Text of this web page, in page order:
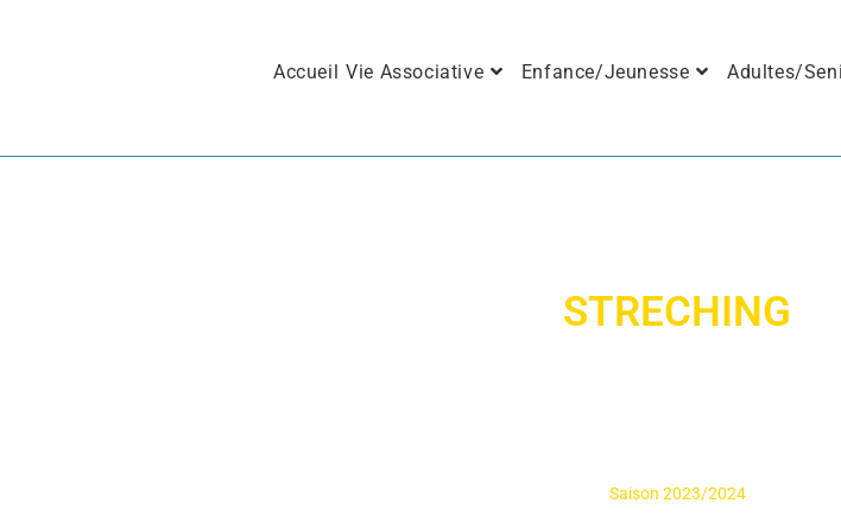
Accueil Vie Associative Enfance/Jeunesse Adultes/
STRECHING
Saison 2023/2024